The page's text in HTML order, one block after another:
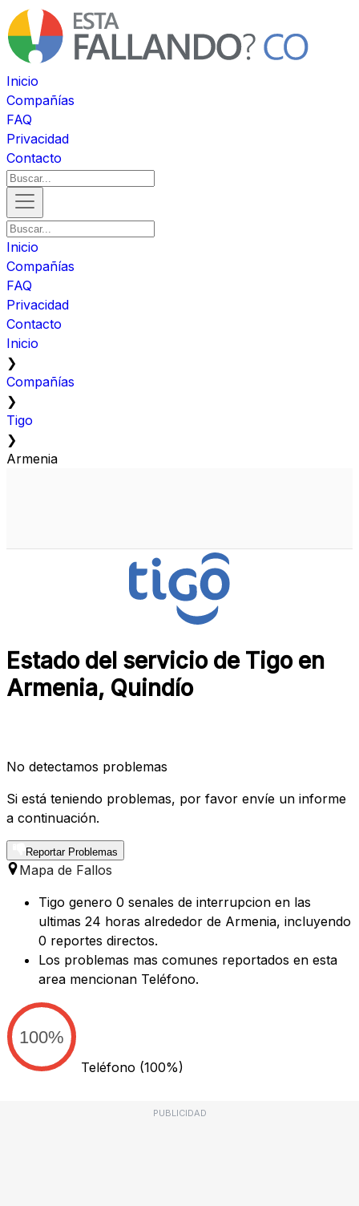
Inicio
Compañías
FAQ
Privacidad
Contacto
Inicio
Compañías
FAQ
Privacidad
Contacto
Inicio
❯
Compañías
❯
Tigo
❯
Armenia
Estado del servicio de Tigo en
Armenia, Quindío
No detectamos problemas
Si está teniendo problemas, por favor envíe un informe
a continuación.
Reportar Problemas
Mapa de Fallos
Tigo genero 0 senales de interrupcion en las
ultimas 24 horas alrededor de Armenia, incluyendo
0 reportes directos.
Los problemas mas comunes reportados en esta
area mencionan Teléfono.
100%
Teléfono (100%)
PUBLICIDAD